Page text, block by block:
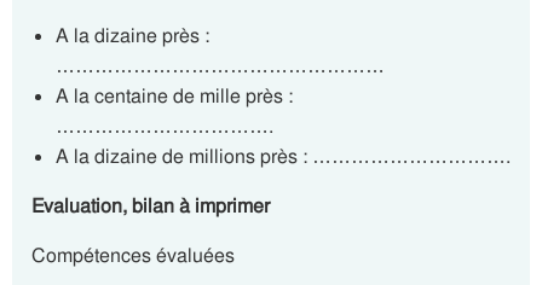
A la dizaine près :
……………………………………………
A la centaine de mille près :
…………………………….
A la dizaine de millions près : ………………………….
Evaluation, bilan à imprimer
Compétences évaluées